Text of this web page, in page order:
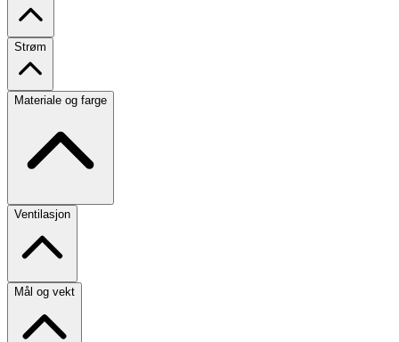
Strøm
Materiale og farge
Ventilasjon
Mål og vekt